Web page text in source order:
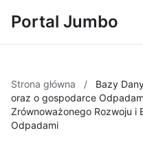
Portal Jumbo
Strona główna /
Bazy
oraz o gospodarce
Zrównoważonego Rozwoju i
Odpadami